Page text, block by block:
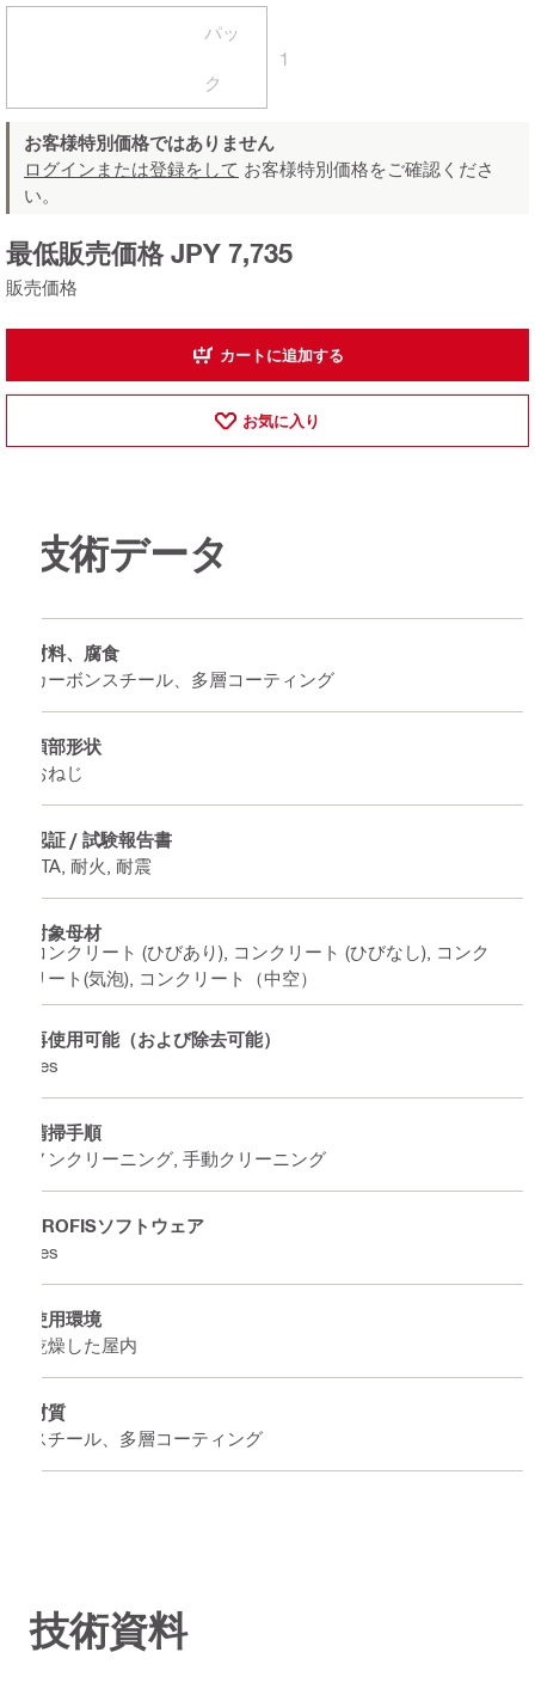
パッ
ク
1
お客様特別価格ではありません
ログインまたは登録をして お客様特別価格をご確認くださ
い。
販売価格
最低販売価格 JPY 7,735
カートに追加する
お気に入り
技術データ
材料、腐食
カーボンスチール、多層コーティング
頭部形状
おねじ
認証 / 試験報告書
ETA, 耐火, 耐震
対象母材
コンクリート (ひびあり), コンクリート (ひびなし), コンク
リート(気泡), コンクリート（中空）
再使用可能（および除去可能）
Yes
清掃手順
ノンクリーニング, 手動クリーニング
PROFISソフトウェア
Yes
使用環境
乾燥した屋内
材質
スチール、多層コーティング
技術資料